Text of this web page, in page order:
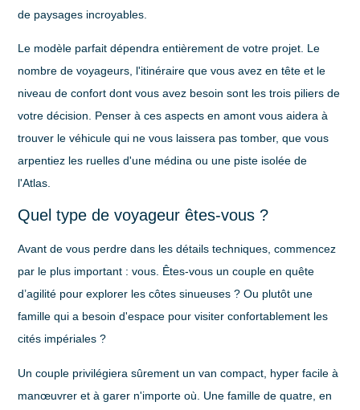
de paysages incroyables.
Le modèle parfait dépendra entièrement de votre projet. Le
nombre de voyageurs, l'itinéraire que vous avez en tête et le
niveau de confort dont vous avez besoin sont les trois piliers de
votre décision. Penser à ces aspects en amont vous aidera à
trouver le véhicule qui ne vous laissera pas tomber, que vous
arpentiez les ruelles d'une médina ou une piste isolée de
l'Atlas.
Quel type de voyageur êtes-vous ?
Avant de vous perdre dans les détails techniques, commencez
par le plus important : vous. Êtes-vous un couple en quête
d’agilité pour explorer les côtes sinueuses ? Ou plutôt une
famille qui a besoin d'espace pour visiter confortablement les
cités impériales ?
Un couple privilégiera sûrement un van compact, hyper facile à
manœuvrer et à garer n'importe où. Une famille de quatre, en